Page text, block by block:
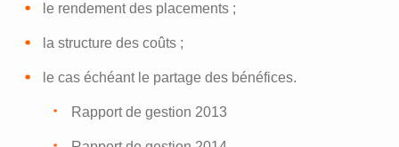
le rendement des placements ;
la structure des coûts ;
le cas échéant le partage des bénéfices.
Rapport de gestion 2013